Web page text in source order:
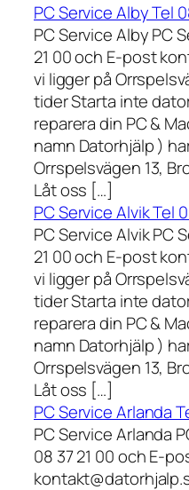
PC Service Alby Tel
PC Service Alby PC
21 00 och E-post
vi ligger på
tider Starta inte
reparera din PC &
namn Datorhjälp )
Orrspelsvägen 13,
Låt oss […]
PC Service Alvik Tel
PC Service Alvik PC
21 00 och E-post
vi ligger på
tider Starta inte
reparera din PC &
namn Datorhjälp )
Orrspelsvägen 13,
Låt oss […]
PC Service Arlanda
PC Service Arlanda
08 37 21 00 och E-